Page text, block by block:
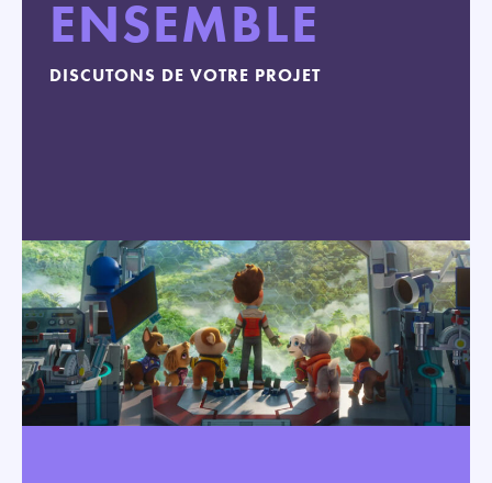
ENSEMBLE
DISCUTONS DE VOTRE PROJET